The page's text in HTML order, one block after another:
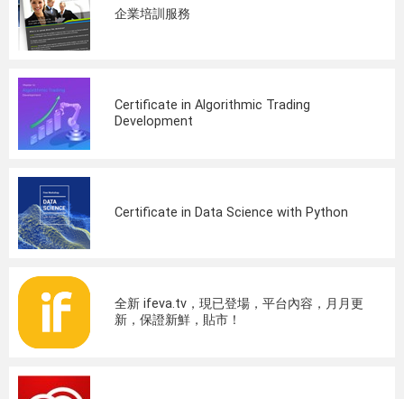
企業培訓服務
Certificate in Algorithmic Trading
Development
Certificate in Data Science with Python
全新 ifeva.tv，現已登場，平台內容，月月更
新，保證新鮮，貼市！